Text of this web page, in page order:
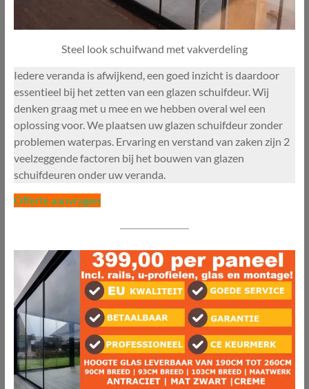
Steel look schuifwand met vakverdeling
Iedere veranda is afwijkend, een goed inzicht is daardoor
essentieel bij het zetten van een glazen schuifdeur. Wij
denken graag met u mee en we hebben overal wel een
oplossing voor. We plaatsen uw glazen schuifdeur zonder
problemen waterpas. Ervaring en verstand van zaken zijn 2
veelzeggende factoren bij het bouwen van glazen
schuifdeuren onder uw veranda.
Offerte aanvragen